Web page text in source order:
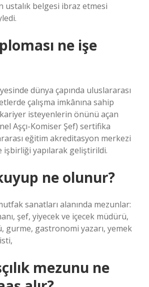
ustalık belgesi ibraz etmesi
ne işe
dünya çapında uluslararası
çalışma imkânına sahip
isteyenlerin önünü açan
Aşçı-Komiser Şef) sertifika
eğitim akreditasyon merkezi
işbirliği yapılarak geliştirildi.
ne olunur?
sanatları alanında mezunlar:
şef, yiyecek ve içecek müdürü,
gurme, gastronomi yazarı, yemek
mezunu ne